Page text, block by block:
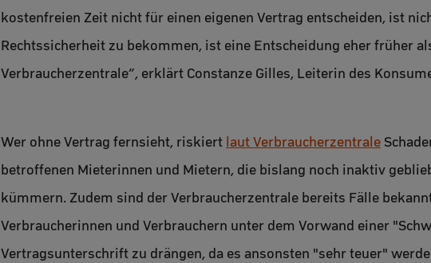
kostenfreien Zeit nicht für einen eigenen Vertrag entscheiden, ist
Rechtssicherheit zu bekommen, ist eine Entscheidung eher früher
Verbraucherzentrale”, erklärt Constanze Gilles, Leiterin des
Wer ohne Vertrag fernsieht, riskiert laut Verbraucherzentrale
betroffenen Mieterinnen und Mietern, die bislang noch inaktiv
kümmern. Zudem sind der Verbraucherzentrale bereits Fälle
Verbraucherinnen und Verbrauchern unter dem Vorwand einer
Vertragsunterschrift zu drängen, da es ansonsten "sehr teuer"